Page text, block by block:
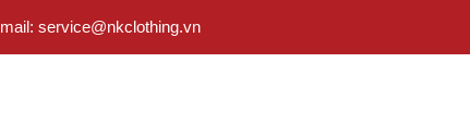
service@nkclothing.vn